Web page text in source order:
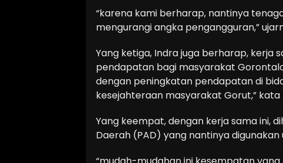
“karena kami berharap, nantinya
mengurangi angka pengangguran,”
Yang ketiga, Indra juga berharap, kerja
pendapatan bagi masyarakat
dengan peningkatan pendapatan di
kesejahteraan masyarakat Gorut,” kata
Yang keempat, dengan kerja sama ini,
Daerah (PAD) yang nantinya